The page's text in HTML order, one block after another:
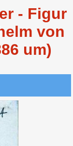
- Figur
von
um)